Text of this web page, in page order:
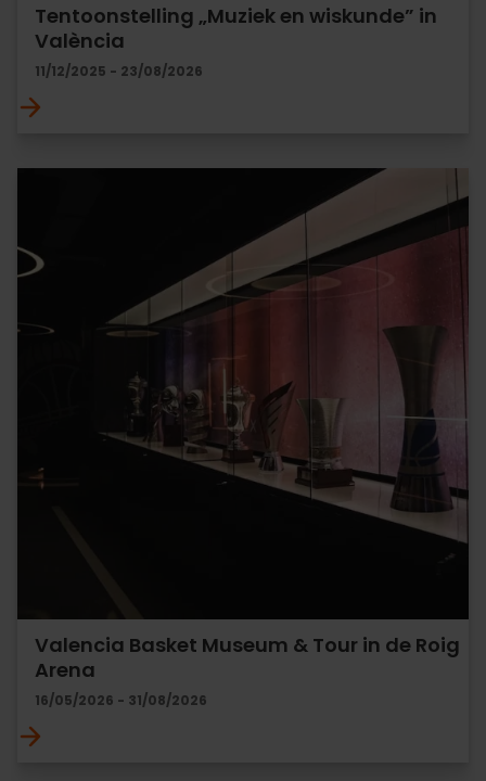
Tentoonstelling „Muziek en wiskunde” in
València
11/12/2025 - 23/08/2026
Valencia Basket Museum & Tour in de Roig
Arena
16/05/2026 - 31/08/2026